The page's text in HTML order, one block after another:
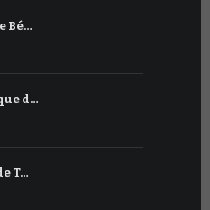
Bé…
d…
T…